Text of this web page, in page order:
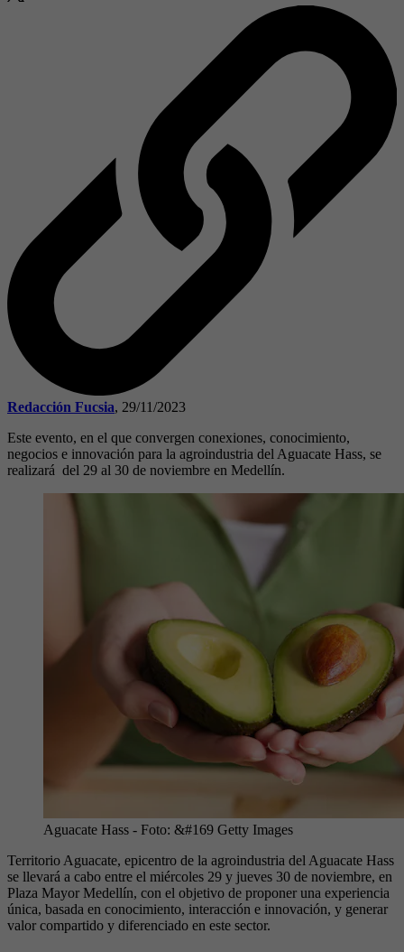
Redacción Fucsia, 29/11/2023
Este evento, en el que convergen conexiones, conocimiento,
negocios e innovación para la agroindustria del Aguacate Hass, se
realizará del 29 al 30 de noviembre en Medellín.
Aguacate Hass - Foto: &#169 Getty Images
Territorio Aguacate, epicentro de la agroindustria del Aguacate Hass
se llevará a cabo entre el miércoles 29 y jueves 30 de noviembre, en
Plaza Mayor Medellín, con el objetivo de proponer una experiencia
única, basada en conocimiento, interacción e innovación, y generar
valor compartido y diferenciado en este sector.